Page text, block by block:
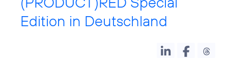
Edition in Deutschland